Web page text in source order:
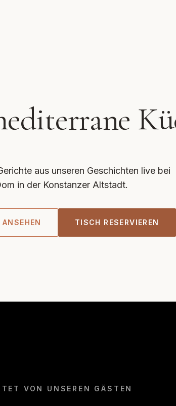
aus unseren Geschichten live bei
in der Konstanzer Altstadt.
TISCH RESERVIEREN
VON UNSEREN GÄSTEN